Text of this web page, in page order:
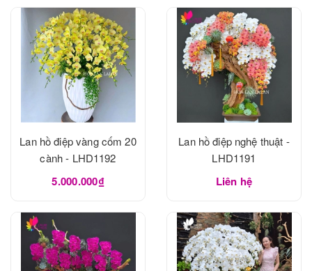
Lan hồ điệp vàng cốm 20
cành - LHD1192
5.000.000₫
Lan hồ điệp nghệ thuật -
LHD1191
Liên hệ